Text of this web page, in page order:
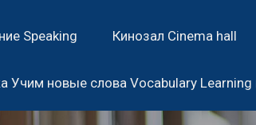
Speaking Кинозал Cinema hall
Учим новые слова Vocabulary